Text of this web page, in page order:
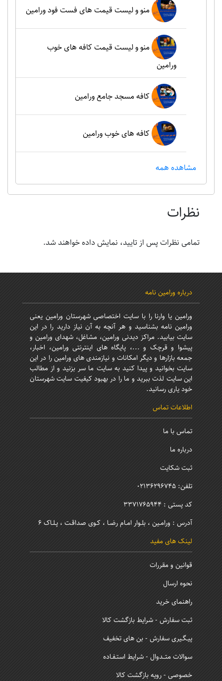
منو و لیست قیمت های فست فود ورامین
منو و لیست قیمت کافه های خوب
ورامین
کافه مسجد جامع ورامین
کافه های خوب ورامین
مشاهده همه
نظرات
تمامی نظرات پس از تایید، نمایش داده خواهند شد.
درباره ورامین نامه
ورامین یا وارنا را با سایت اختصاصی شهرستان ورامین یعنی
ورامین نامه بشناسید و هر آنچه به آن نیاز دارید را در این
سایت بیابید. مراکز دیدنی ورامین، مشاغل، شهدای ورامین و
پیشوا و قرچک و ...، پایگاه های اینترنتی ورامین، اخبار،
جمعه بازارها و دیگر امکانات و نیازمندی های ورامین را در این
سایت بخوانید و پیدا کنید به سایت ما سر بزنید و از مطالب
این سایت لذت ببرید و ما را در بهبود کیفیت سایت شهرستان
خود یاری رسانید.
اطلاعات تماس
تماس با ما
درباره ما
ثبت شکایت
تلفن: 02136296745
کد پستی : 3371765944
آدرس : ورامـین ، بلـوار امـام رضـا ، کـوی صداقـت ، پـلـاک 6
لینک های مفید
قوانین و مقررات
نحوه ارسال
راهنمای خرید
ثبت سفارش - شرایط بازگشت کالا
پیـگـیری سفارش - بن های تخفیف
سوالات متــدوال - شرایط استـفـاده
خصوصی - رویه بازگشت کالا